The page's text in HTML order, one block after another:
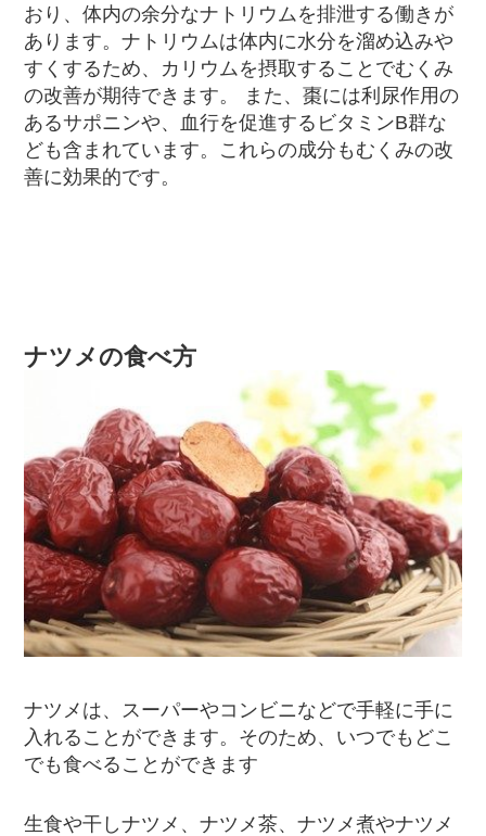
おり、体内の余分なナトリウムを排泄する働きが
あります。ナトリウムは体内に水分を溜め込みや
すくするため、カリウムを摂取することでむくみ
の改善が期待できます。 また、棗には利尿作用の
あるサポニンや、血行を促進するビタミンB群な
ども含まれています。これらの成分もむくみの改
善に効果的です。
ナツメの食べ方
ナツメは、スーパーやコンビニなどで手軽に手に
入れることができます。そのため、いつでもどこ
でも食べることができます
生食や干しナツメ、ナツメ茶、ナツメ煮やナツメ